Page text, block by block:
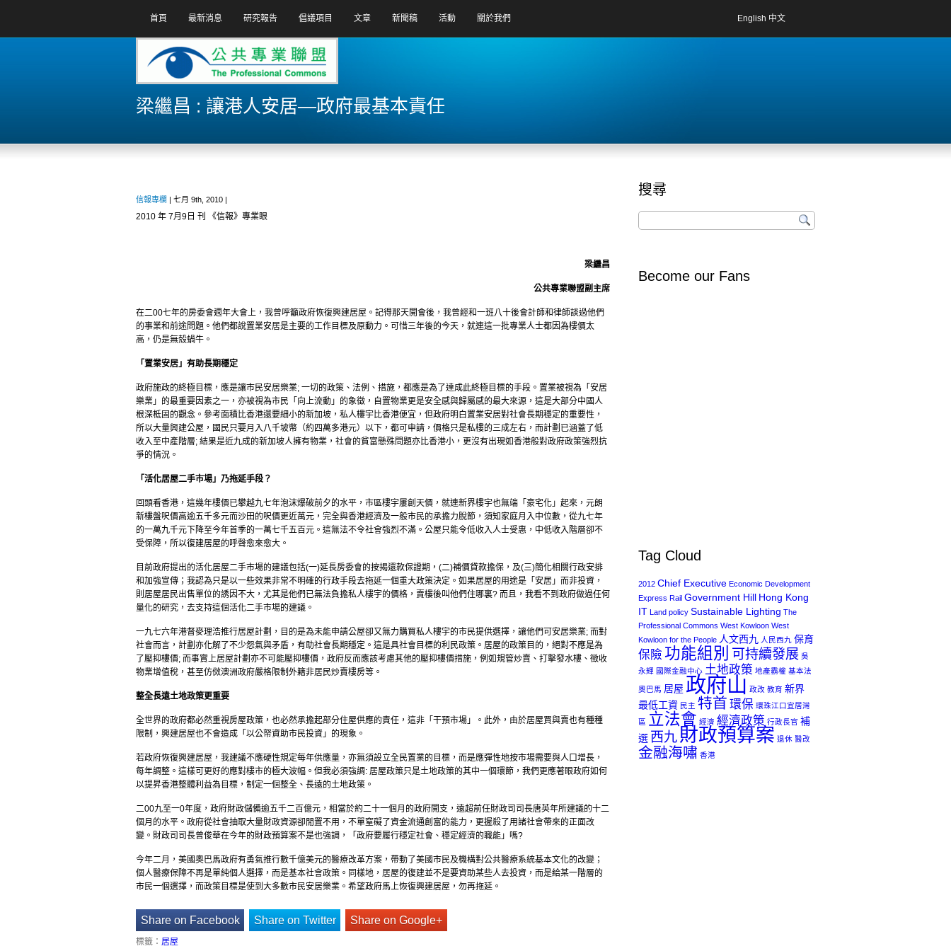
首頁 最新消息 研究報告 倡議項目 文章 新聞稿 活動 關於我們 English 中文
梁繼昌 : 讓港人安居—政府最基本責任
信報專欄 | 七月 9th, 2010 |
2010 年 7月9日 刊 《信報》專業眼
梁繼昌
公共專業聯盟副主席
在二00七年的房委會週年大會上，我曾呼籲政府恢復興建居屋。記得那天開會後，我曾經和一班八十後會計師和律師談過他們
的事業和前途問題。他們都說置業安居是主要的工作目標及原動力。可惜三年後的今天，就連這一批專業人士都因為樓價太
高，仍是無殼蝸牛。
「置業安居」有助長期穩定
政府施政的終極目標，應是讓市民安居樂業; 一切的政策、法例、措施，都應是為了達成此終極目標的手段。置業被視為「安居
樂業」的最重要因素之一，亦被視為市民「向上流動」的象徵，自置物業更是安全感與歸屬感的最大來源，這是大部分中國人
根深柢固的觀念。參考面積比香港還要細小的新加坡，私人樓宇比香港便宜，但政府明白置業安居對社會長期穩定的重要性，
所以大量興建公屋，國民只要月入八千坡幣（約四萬多港元）以下，都可申請，價格只是私樓的三成左右，而計劃已涵蓋了低
收入至中產階層; 結果是近九成的新加坡人擁有物業，社會的貧富懸殊問題亦比香港小，更沒有出現如香港般對政府政策強烈抗
爭的情況。
「活化居屋二手市場」乃拖延手段 ？
回頭看香港，這幾年樓價已攀越九七年泡沫爆破前夕的水平，市區樓宇屢創天價，就連新界樓宇也無端「豪宅化」起來，元朗
新樓盤呎價高逾五千多元而沙田的呎價更近萬元，完全與香港經濟及一般市民的承擔力脫節，須知家庭月入中位數，從九七年
的一萬九千元下降至今年首季的一萬七千五百元。這無法不令社會強烈不滿。公屋只能令低收入人士受惠，中低收入階層卻不
受保障，所以復建居屋的呼聲愈來愈大。
目前政府提出的活化居屋二手市場的建議包括(一)延長房委會的按揭還款保證期，(二)補價貸款擔保，及(三)簡化相關行政安排
和加強宣傳；我認為只是以一些效果非常不明確的行政手段去拖延一個重大政策決定。如果居屋的用途是「安居」而非投資，
則居屋居民出售單位的誘因不大，尤其是他們已無法負擔私人樓宇的價格，賣樓後叫他們住哪裏? 而且，我看不到政府做過任何
量化的研究，去支持這個活化二手市場的建議。
一九七六年港督麥理浩推行居屋計劃，目的是為未能申請公屋卻又無力購買私人樓宇的市民提供選擇，讓他們可安居樂業; 而對
社會而言，計劃亦化解了不少怨氣與矛盾，有助社會長期穩定。這是具社會目標的利民政策。居屋的政策目的，絕對不應是為
了壓抑樓價; 而事實上居屋計劃亦不可能壓抑樓價，政府反而應該考慮其他的壓抑樓價措施，例如規管炒賣、打擊發水樓、徵收
物業增值稅，甚至仿傚澳洲政府嚴格限制外籍非居民炒賣樓房等。
整全長遠土地政策更重要
全世界的政府都必然重視房屋政策，也必然承擔起部分住屋供應的責任，這非「干預市場」。此外，由於居屋買與賣也有種種
限制，興建居屋也不會造成「以公帑資助市民投資」的現象。
若政府恢復興建居屋，我建議不應硬性規定每年供應量，亦無須設立全民置業的目標，而是應彈性地按市場需要與人口增長，
每年調整。這樣可更好的應對樓市的極大波幅。但我必須強調: 居屋政策只是土地政策的其中一個環節，我們更應著眼政府如何
以提昇香港整體利益為目標，制定一個整全、長遠的土地政策。
二00九至一0年度，政府財政儲備逾五千二百億元，相當於約二十一個月的政府開支，遠超前任財政司司長唐英年所建議的十二
個月的水平。政府從社會抽取大量財政資源卻閒置不用，不單窒礙了資金流通創富的能力，更握殺了用諸社會帶來的正面改
變。財政司司長曾俊華在今年的財政預算案不是也強調，「政府要履行穩定社會、穩定經濟的職能」嗎?
今年二月，美國奧巴馬政府有勇氣推行數千億美元的醫療改革方案，帶動了美國市民及機構對公共醫療系統基本文化的改變；
個人醫療保障不再是單純個人選擇，而是基本社會政策。同樣地，居屋的復建並不是要資助某些人去投資，而是給某一階層的
市民一個選擇，而政策目標是使到大多數市民安居樂業。希望政府馬上恢復興建居屋，勿再拖延。
Share on Facebook Share on Twitter Share on Google+
標籤： 居屋
搜尋
Become our Fans
Tag Cloud
2012 Chief Executive Economic Development
Express Rail Government Hill Hong Kong
IT Land policy Sustainable Lighting The
Professional Commons West Kowloon West
Kowloon for the People 人文西九 人民西九 保育
保險 功能組別 可持續發展 吳
永輝 國際金融中心 土地政策 地產霸權 基本法
奧巴馬 居屋 政府山 政改 教育 新界
最低工資 民主 特首 環保 環珠江口宜居灣
區 立法會 經濟 經濟政策 行政長官 補
選 西九財政預算案 退休 醫改
金融海嘯 香港